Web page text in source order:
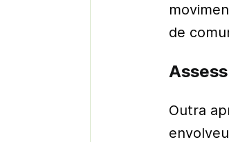
de
Outra